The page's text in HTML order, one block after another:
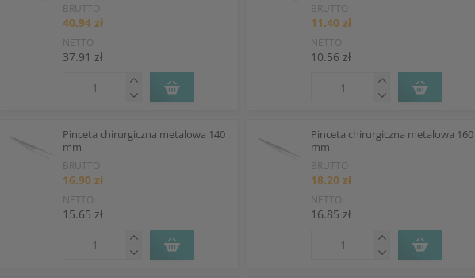
BRUTTO
40.94 zł
NETTO
37.91 zł
BRUTTO
11.40 zł
NETTO
10.56 zł
Pinceta chirurgiczna metalowa 140
mm
BRUTTO
16.90 zł
NETTO
15.65 zł
Pinceta chirurgiczna metalowa 160
mm
BRUTTO
18.20 zł
NETTO
16.85 zł